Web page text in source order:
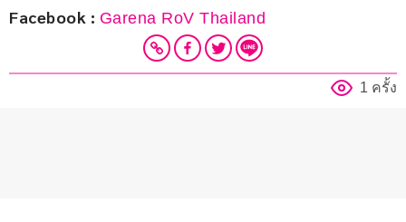
Facebook : Garena RoV Thailand
1 ครั้ง